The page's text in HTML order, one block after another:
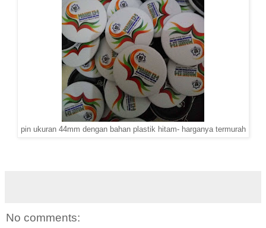
pin ukuran 44mm dengan bahan plastik hitam- harganya termurah
No comments: